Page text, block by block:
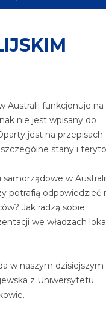
Australii funkcjonuje na
nie jest wpisany do
jest na przepisach
stany i
w Australii
potrafią odpowiedzieć
Jak radzą sobie
we władzach
w naszym dzisiejszym
z Uniwersytetu